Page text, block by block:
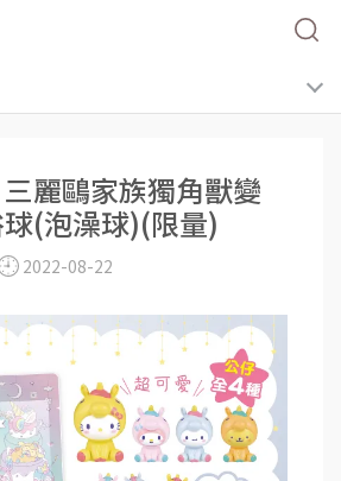
麗鷗家族獨角獸變
(泡澡球)(限量)
2022-08-22